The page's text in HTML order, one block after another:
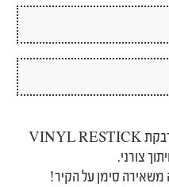
מדבקת VINYL RESTICK
צורני.
משאירה סימן על הקיר!